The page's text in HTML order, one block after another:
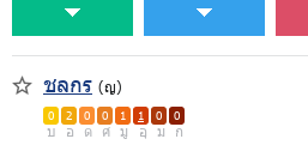
ชลกร (ญ)
0 2 0 0 1 1 0 0
บ อ ด ศ มู อุ ม ก